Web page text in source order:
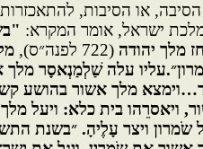
או הסיבות,
ישראל, אומר המקרא:
מלך יהודה (722 לפנה״ס),
עלה שַׁלְמַנְאסָר מלך
מלך אשור בהושע
ויאסרֵהו בית כלא: ויעל
שֹמרון ויצר עָלֶיהָ. ״בשנת